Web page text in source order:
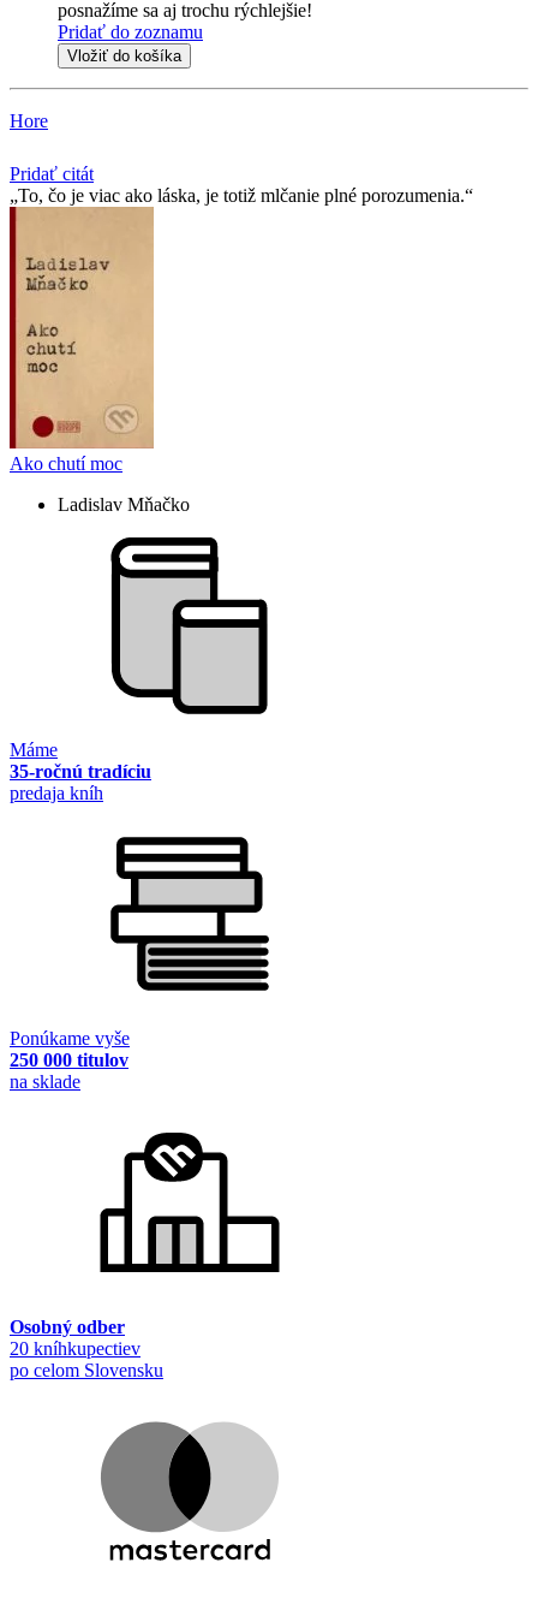
posnažíme sa aj trochu rýchlejšie!
Pridať do zoznamu
Vložiť do košíka
Hore
Pridať citát
To, čo je viac ako láska, je totiž mlčanie plné porozumenia.
Ako chutí moc
Ladislav Mňačko
Máme
35-ročnú tradíciu
predaja kníh
Ponúkame vyše
250 000 titulov
na sklade
Osobný odber
20 kníhkupectiev
po celom Slovensku